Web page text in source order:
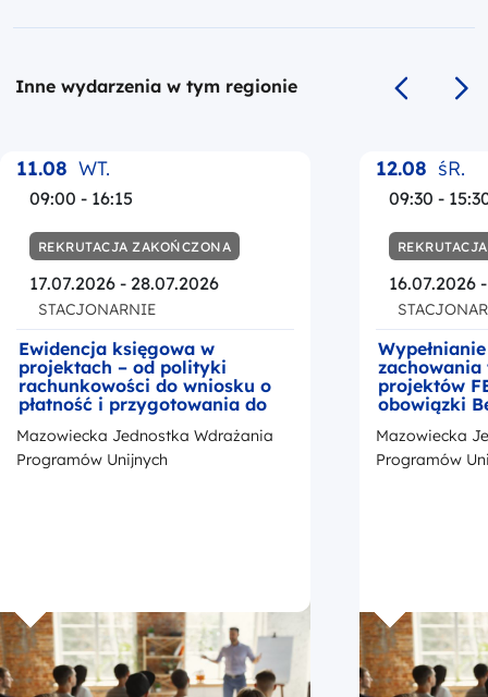
Inne wydarzenia w tym regionie
Poprzedni
11.08 WT.
09:00 - 16:15
REKRUTACJA ZAKOŃCZONA
17.07.2026 - 28.07.2026
STACJONARNIE
Ewidencja księgowa w
projektach – od polityki
rachunkowości do wniosku o
płatność i przygotowania do
Mazowiecka Jednostka Wdrażania
Programów Unijnych
12.08 śR.
09:30 -
16.07.2026
zachowania
projektów
obowiązki
z
promocji
Mazowiecka
Programów